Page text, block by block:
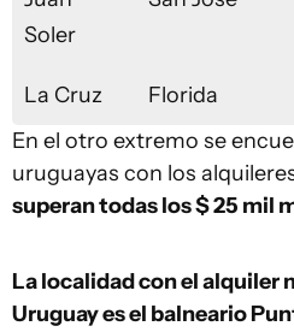
Soler
La Cruz Florida
En el otro extremo se
uruguayas con los
superan todas los $ 25 mil
La localidad con el alquiler
Uruguay es el balneario